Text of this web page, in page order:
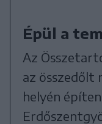
Épül a
Az
az összedőlt
helyén